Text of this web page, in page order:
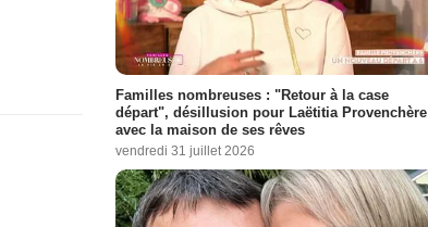
Familles nombreuses : "Retour à la case
départ", désillusion pour Laëtitia Provenchère
avec la maison de ses rêves
vendredi 31 juillet 2026